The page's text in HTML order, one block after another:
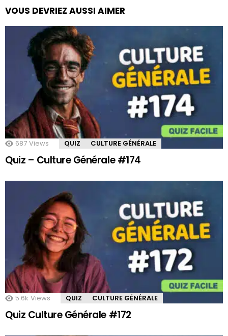
VOUS DEVRIEZ AUSSI AIMER
687 Views QUIZ CULTURE GÉNÉRALE
Quiz – Culture Générale #174
5.6k Views QUIZ CULTURE GÉNÉRALE
Quiz Culture Générale #172